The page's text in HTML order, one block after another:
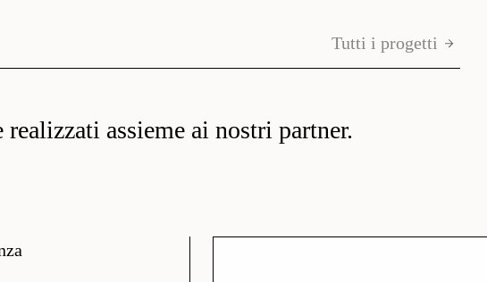
Tutti i progetti
assieme ai nostri partner.